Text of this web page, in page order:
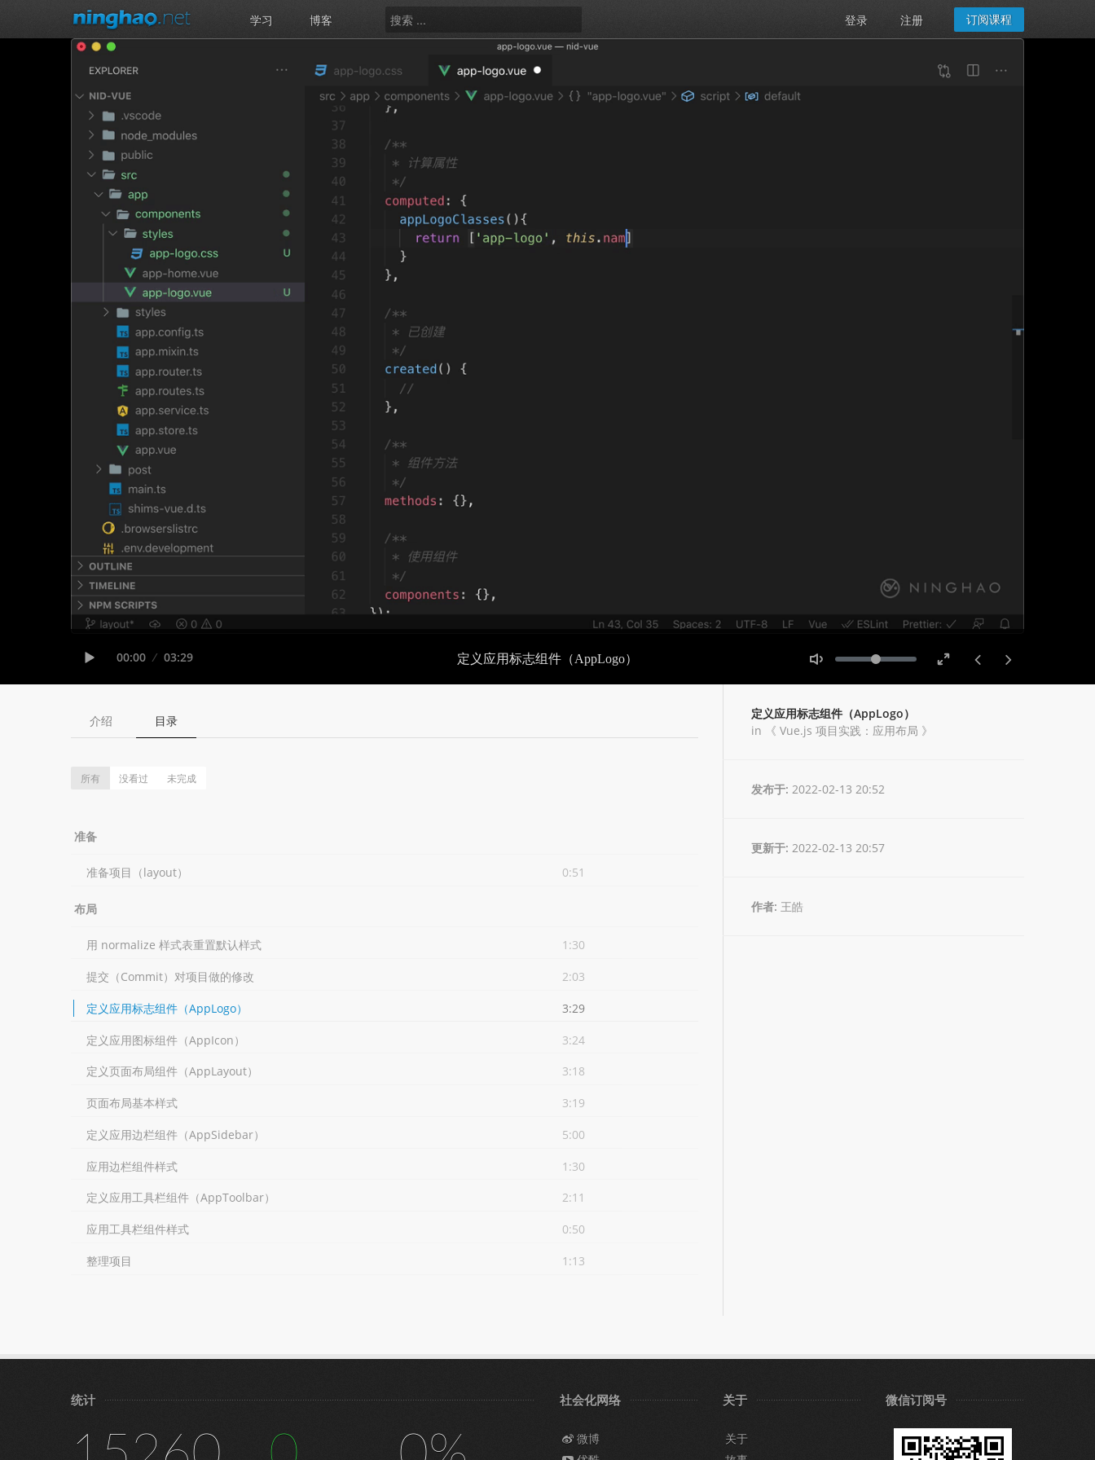
学习 博客 登录 注册 订阅课程
Current
00:00 Duration
03:29 定义应用标志组件（AppLogo）
Volume
介绍 目录
所有 没看过 未完成
准备
准备项目（layout） 0:51
布局
用 normalize 样式表重置默认样式 1:30
提交（Commit）对项目做的修改 2:03
定义应用标志组件（AppLogo） 3:29
定义应用图标组件（AppIcon） 3:24
定义页面布局组件（AppLayout） 3:18
页面布局基本样式 3:19
定义应用边栏组件（AppSidebar） 5:00
应用边栏组件样式 1:30
定义应用工具栏组件（AppToolbar） 2:11
应用工具栏组件样式 0:50
整理项目 1:13
定义应用标志组件（AppLogo）
in 《 Vue.js 项目实践：应用布局 》
发布于: 2022-02-13 20:52
更新于: 2022-02-13 20:57
作者: 王皓
统计 社会化网络
微博
关于
关于
微信订阅号